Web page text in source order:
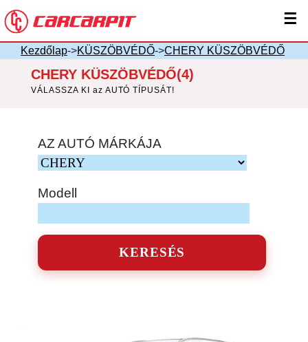
☰
Kezdőlap->KÜSZÖBVÉDŐ->CHERY KÜSZÖBVÉDŐ
CHERY KÜSZÖBVÉDŐ(4)
VÁLASSZA KI az AUTÓ TÍPUSÁT!
AZ AUTÓ MÁRKÁJA
Modell
KERESÉS